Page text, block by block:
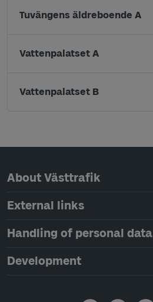
Tuvängens äldreboende A
Vattenpalatset A
Vattenpalatset B
Page footer navigation
About Västtrafik
External links
Handling of personal data
Development